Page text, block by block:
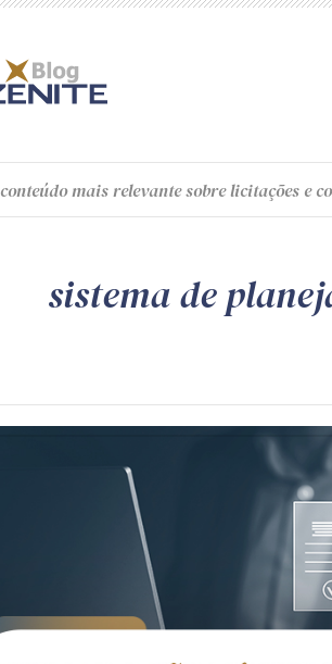
conteúdomais relevante sobre licitações e
sistema de